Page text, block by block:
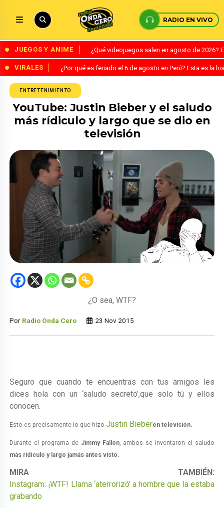
RADIO EN VIVO
JUEGOS Y ANIME ¿Qué videojuegos salen en agosto de
VIRALES ¿Por qué es feriado el 6 de agosto en Perú? Esta es la
ENTRETENIMIENTO
YouTube: Justin Bieber y el saludo
más rídiculo y largo que se dio en
televisión
¿O sea, WTF?
Por Radio Onda Cero 23 Nov 2015
Seguro que cuando te encuentras con tus amigos les
dices hola con un ‘saludo secreto’,que solo tú y ellos
conocen.
Esto es precisamente lo que hizoJustin Bieberen televisión.
Durante el programa de Jimmy Fallon, ambos se inventaron el saludo
más ridículo y largo jamás antes visto.
MIRA TAMBIÉN:
Instagram: ¡WTF! Llama ‘aterrorizó’ a hombre que la estaba
grabando